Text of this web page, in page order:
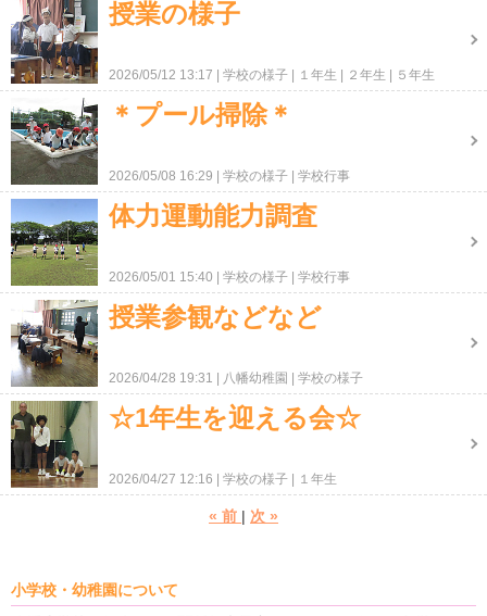
授業の様子
2026/05/12 13:17 学校の様子 １年生 ２年生 ５年生
＊プール掃除＊
2026/05/08 16:29 学校の様子 学校行事
体力運動能力調査
2026/05/01 15:40 学校の様子 学校行事
授業参観などなど
2026/04/28 19:31 八幡幼稚園 学校の様子
☆1年生を迎える会☆
2026/04/27 12:16 学校の様子 １年生
« 前 次 »
小学校・幼稚園について